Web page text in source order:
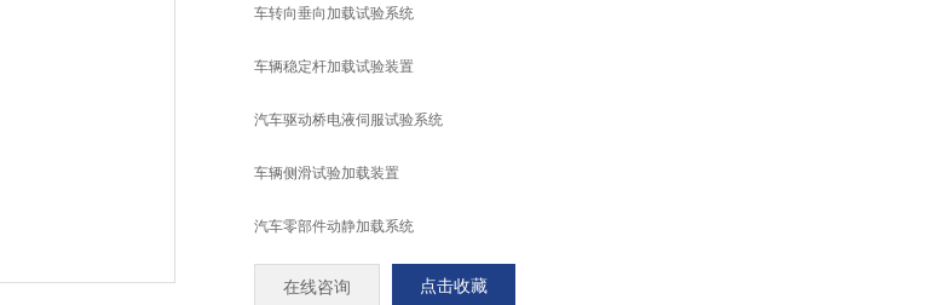
车转向垂向加载试验系统
车辆稳定杆加载试验装置
汽车驱动桥电液伺服试验系统
车辆侧滑试验加载装置
汽车零部件动静加载系统
在线咨询 点击收藏